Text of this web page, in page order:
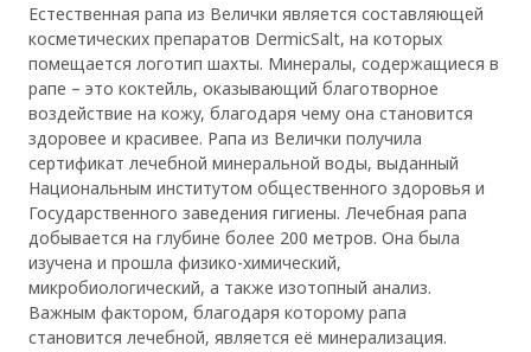
Естественная рапа из Велички является составляющей
косметических препаратов DermicSalt, на которых
помещается логотип шахты. Минералы, содержащиеся в
рапе – это коктейль, оказывающий благотворное
воздействие на кожу, благодаря чему она становится
здоровее и красивее. Рапа из Велички получила
сертификат лечебной минеральной воды, выданный
Национальным институтом общественного здоровья и
Государственного заведения гигиены. Лечебная рапа
добывается на глубине более 200 метров. Она была
изучена и прошла физико-химический,
микробиологический, а также изотопный анализ.
Важным фактором, благодаря которому рапа
становится лечебной, является её минерализация.